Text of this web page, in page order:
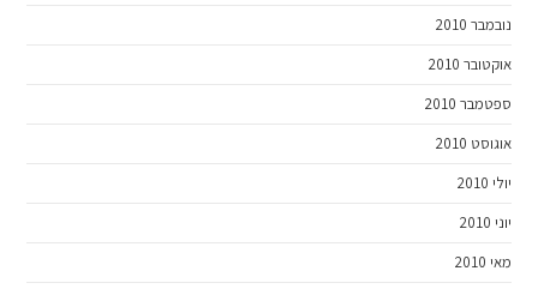
נובמבר 2010
אוקטובר 2010
ספטמבר 2010
אוגוסט 2010
יולי 2010
יוני 2010
מאי 2010